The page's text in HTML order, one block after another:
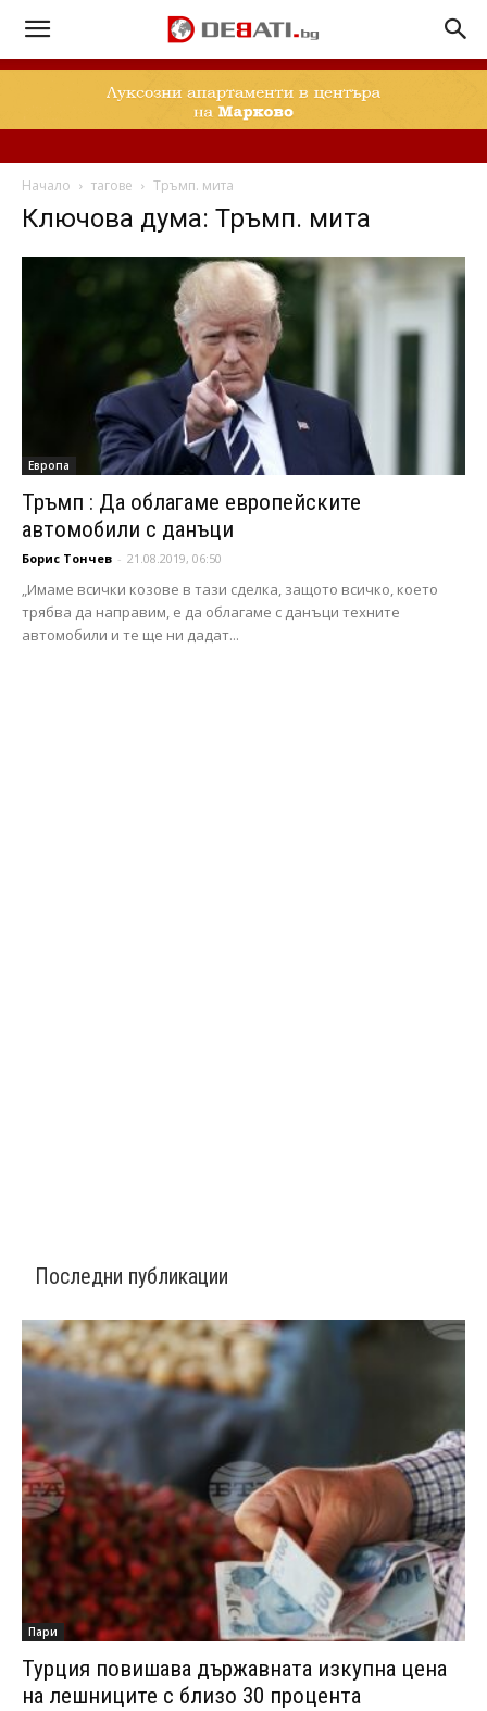
Начало тагове Тръмп. мита
Ключова дума: Тръмп. мита
Европа
Тръмп : Да облагаме европейските
автомобили с данъци
Борис Тончев - 21.08.2019, 06:50
„Имаме всички козове в тази сделка, защото всичко, което
трябва да направим, е да облагаме с данъци техните
автомобили и те ще ни дадат...
Последни публикации
Пари
Турция повишава държавната изкупна цена
на лешниците с близо 30 процента